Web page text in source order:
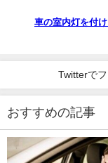
車の室内灯を付
Twitterで
おすすめの記事